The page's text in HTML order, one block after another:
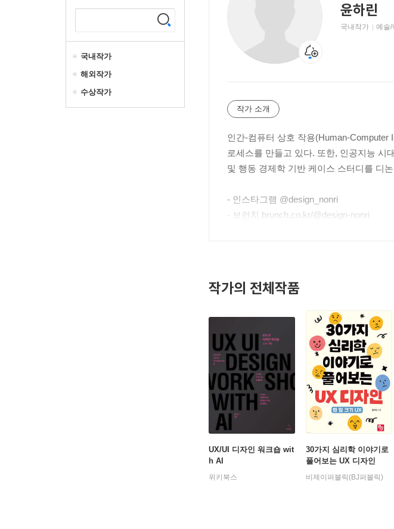
국내작가
해외작가
수상작가
윤하린
국내작가 예술/
작가 소개
인간-컴퓨터 상호 작용(Human-Computer
로세스를 만들고 있다. 또한, 인공지능 시
및 행동 경제학 기반 케이스 스터디를 디
- 인스타그램 @design_nonri
- 브런치 brunch.co.kr/@design-nonri
작가의 전체작품
UX/UI 디자인 워크숍 wit
h AI
위키북스
30가지 심리학 이야기로
풀어보는 UX 디자인
비제이퍼블릭(BJ퍼블릭)